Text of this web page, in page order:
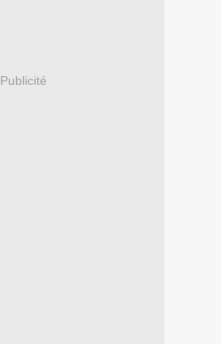
Publicité